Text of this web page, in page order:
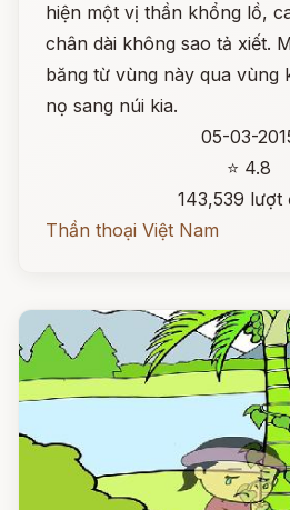
hiện một vị thần khổng lồ,
chân dài không sao tả xiết.
băng từ vùng này qua vùng
nọ sang núi kia.
05-03-
⭐ 4.8
143,539 lượt
Thần thoại Việt Nam